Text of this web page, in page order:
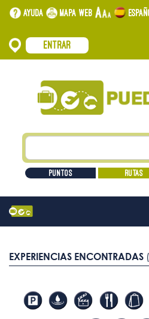
Ayuda Mapa web
Entrar
Puntos Rutas
EXPERIENCIAS ENCONTRADAS